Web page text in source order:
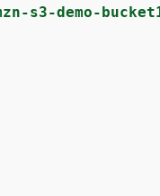
s3-demo-